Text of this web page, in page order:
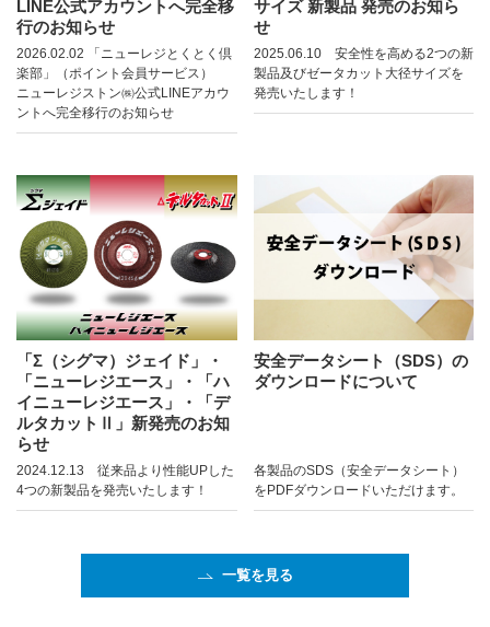
LINE公式アカウントへ完全移
行のお知らせ
2026.02.02 「ニューレジとくとく倶
楽部」（ポイント会員サービス）
ニューレジストン㈱公式LINEアカウ
ントへ完全移行のお知らせ
サイズ 新製品 発売のお知ら
せ
2025.06.10 安全性を高める2つの新
製品及びゼータカット大径サイズを
発売いたします！
「Σ（シグマ）ジェイド」・
「ニューレジエース」・「ハ
イニューレジエース」・「デ
ルタカットⅡ」新発売のお知
らせ
2024.12.13 従来品より性能UPした
4つの新製品を発売いたします！
安全データシート（SDS）の
ダウンロードについて
各製品のSDS（安全データシート）
をPDFダウンロードいただけます。
一覧を見る